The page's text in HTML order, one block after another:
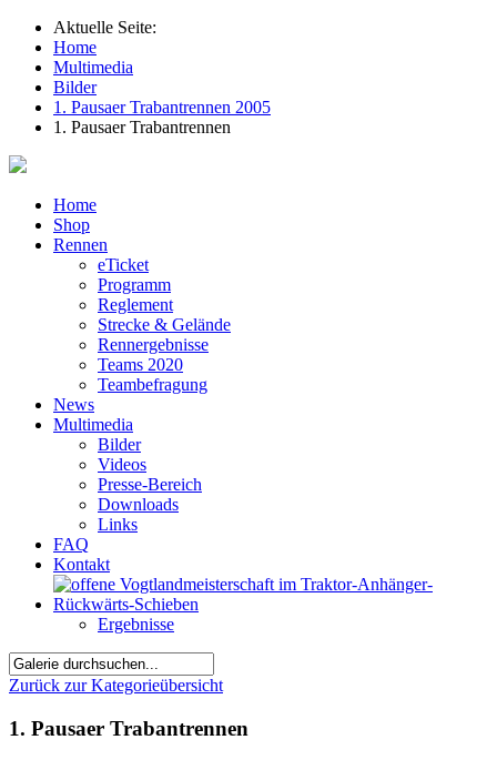
Aktuelle Seite:
Home
Multimedia
Bilder
1. Pausaer Trabantrennen 2005
1. Pausaer Trabantrennen
Home
Shop
Rennen
eTicket
Programm
Reglement
Strecke & Gelände
Rennergebnisse
Teams 2020
Teambefragung
News
Multimedia
Bilder
Videos
Presse-Bereich
Downloads
Links
FAQ
Kontakt
Ergebnisse
Zurück zur Kategorieübersicht
1. Pausaer Trabantrennen